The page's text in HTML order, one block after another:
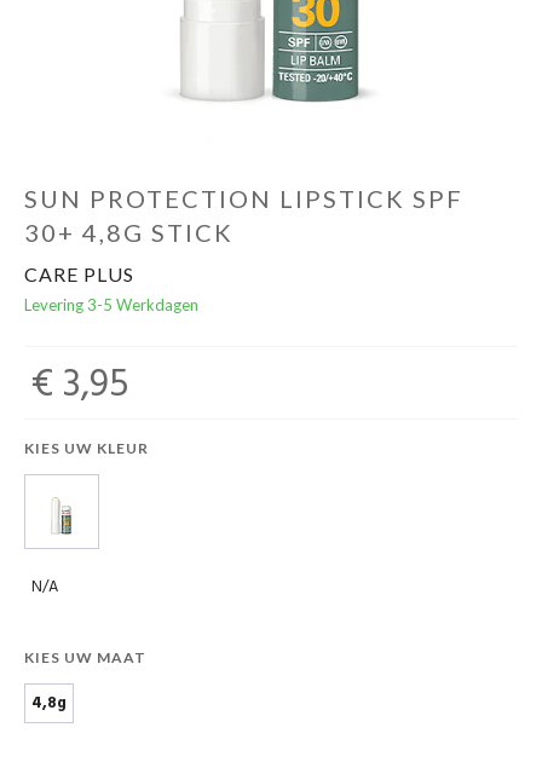
Promo
SUN PROTECTION LIPSTICK SPF
30+ 4,8G STICK
CARE PLUS
Levering 3-5 Werkdagen
€ 3,95
KIES UW KLEUR
N/A
KIES UW MAAT
4,8g